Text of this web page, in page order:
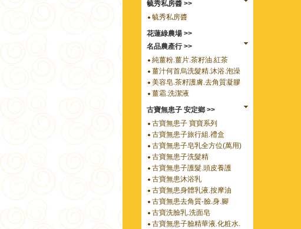
毓秀私房醬 >>
毓秀私房醬
花蓮綠農場 >>
名品農產行 >>
純薑粉.薑片.茶籽油.紅茶
薑汁何首烏洗髮精.沐浴.泡澡
美容皂.茶籽護膚.去角質凝膠
薑霜.洗潔液
古寶無患子 安定鄉 >>
古寶無患子 寶寶系列
古寶無患子旅行組.禮盒
古寶無患子皂乳全方位(萬用)
古寶無患子洗髮精
古寶無患子護髮.頭皮養護
古寶無患沐浴乳
古寶無患身體乳液.按摩油
古寶無患去角質-臉.身.腳
古寶洗臉乳.洗面皂
古寶無患子臉精華液.化粧水.